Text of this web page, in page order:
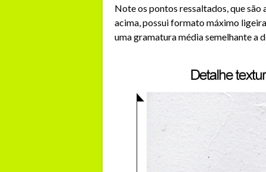
Note os pontos ressaltados, que são
acima, possui formato máximo
uma gramatura média semelhante a